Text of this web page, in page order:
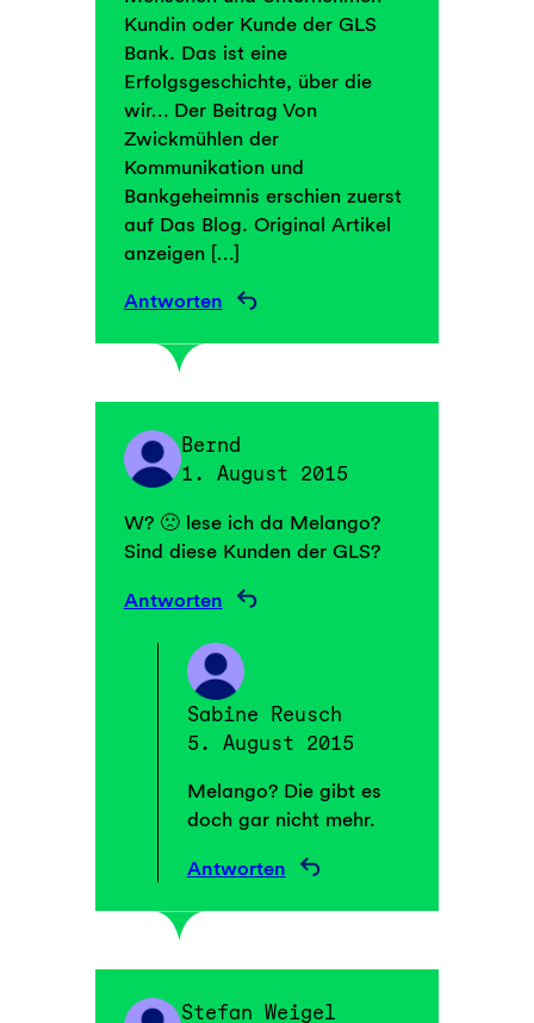
Kundin oder Kunde der GLS
Bank. Das ist eine
Erfolgsgeschichte, über die
wir… Der Beitrag Von
Zwickmühlen der
Kommunikation und
Bankgeheimnis erschien zuerst
auf Das Blog. Original Artikel
anzeigen […]
Antworten
Bernd
1. August 2015
W? 🙁 lese ich da Melango?
Sind diese Kunden der GLS?
Antworten
Sabine Reusch
5. August 2015
Melango? Die gibt es
doch gar nicht mehr.
Antworten
Stefan Weigel